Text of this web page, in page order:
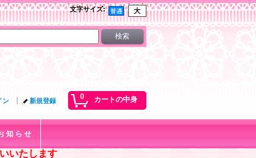
文字サイズ:
0 カートの中身
ン 新規登録
知 ら せ
いたします